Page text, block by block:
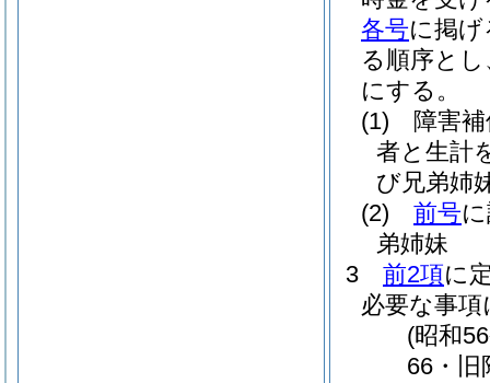
各号に掲
る順序と
にする。
(1)
障害
者と生計
び兄弟姉
(2)
前号
弟姉妹
3
前2項に
必要な事
(昭和
66・旧